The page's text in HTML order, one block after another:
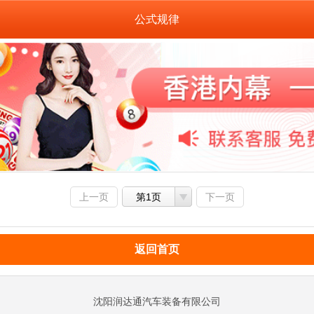
公式规律
上一页 第1页 下一页
返回首页
沈阳润达通汽车装备有限公司